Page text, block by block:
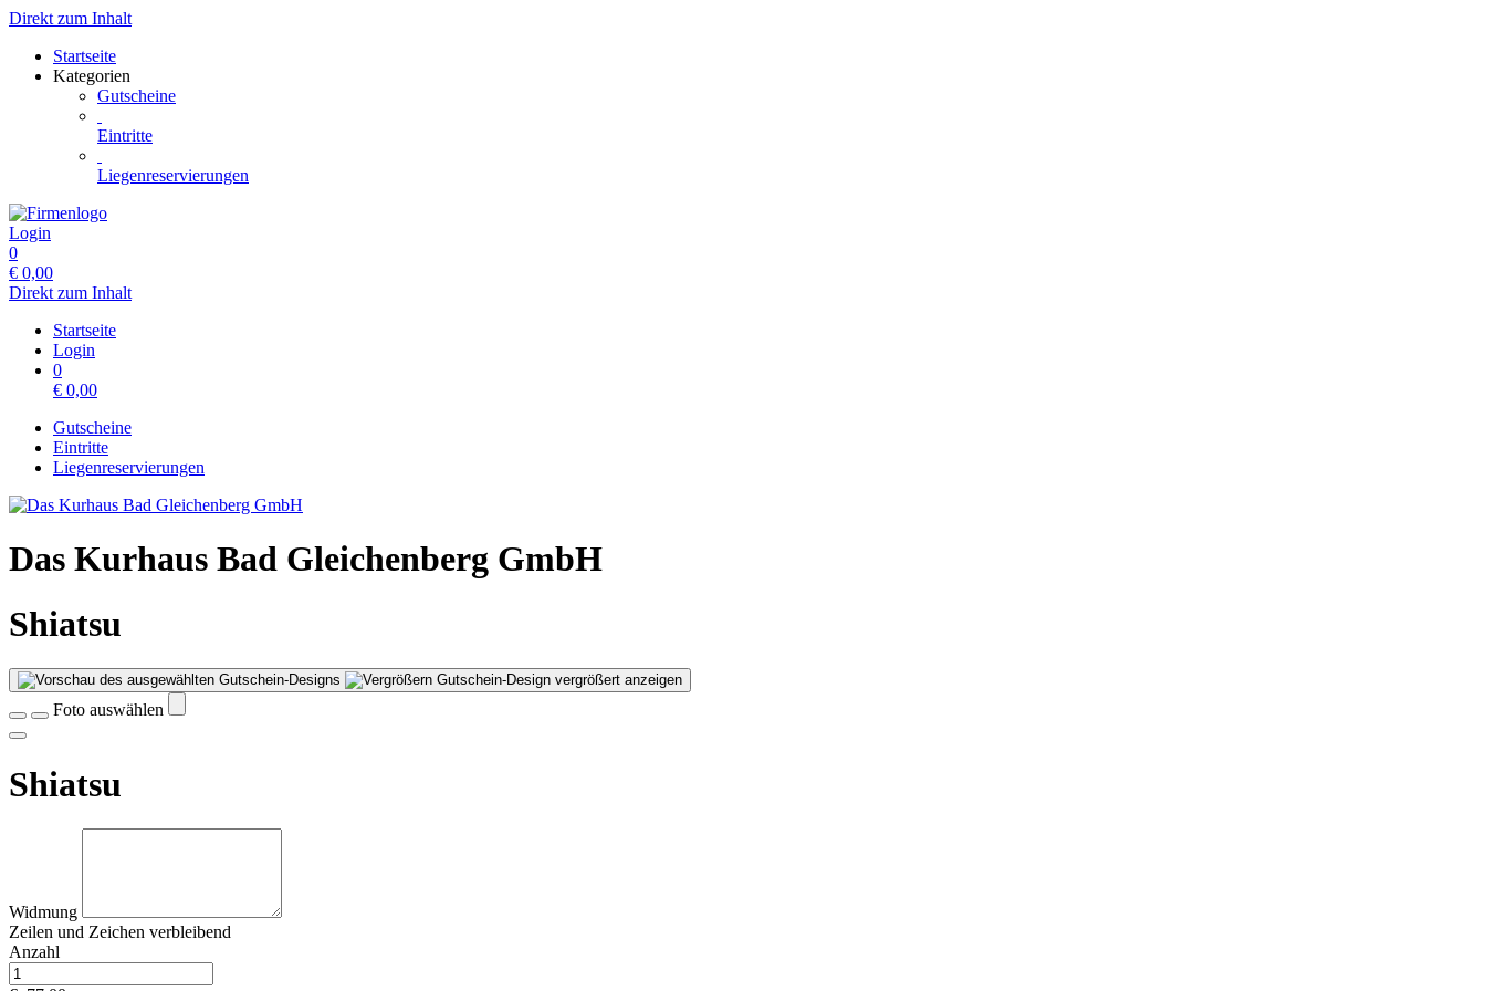
Direkt zum Inhalt
Startseite
Kategorien
Gutscheine
Eintritte
Liegenreservierungen
Login
0
€ 0,00
Direkt zum Inhalt
Startseite
Login
0
€ 0,00
Gutscheine
Eintritte
Liegenreservierungen
Das Kurhaus Bad Gleichenberg GmbH
Shiatsu
Gutschein-Design vergrößert anzeigen
Foto auswählen
Shiatsu
Widmung
Zeilen und Zeichen verbleibend
Anzahl